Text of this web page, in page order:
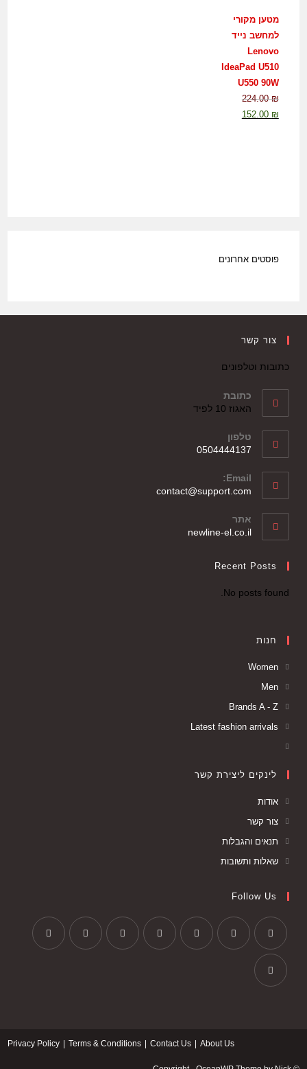
מטען מקורי
למחשב נייד
Lenovo
IdeaPad U510
U550 90W
224.00₪
152.00 ₪
פוסטים אחרונים
צור קשר
כתובות וטלפונים
כתובת
האגוז 10 לפיד
טלפון
0504444137
Email:
contact@support.com
אתר
newline-el.co.il
Recent Posts
No posts found.
חנות
Women
Men
Brands A - Z
Latest fashion arrivals
לינקים ליצירת קשר
אודות
צור קשר
תנאים והגבלות
שאלות ותשובות
Follow Us
About Us
Contact Us
Terms & Conditions
Privacy Policy